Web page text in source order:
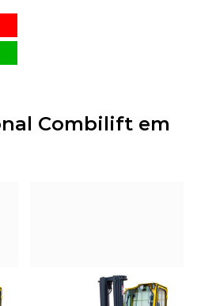
Combilift em